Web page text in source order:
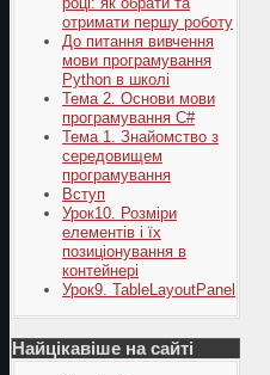
отримати першу роботу
До питання вивчення
мови програмування
Python в школі
Тема 2. Основи мови
програмування C#
Тема 1. Знайомство з
середовищем
програмування
Вступ
Урок10. Розміри
елементів і їх
позиціонування в
контейнері
Урок9. TableLayoutPanel
Найцікавіше на сайті